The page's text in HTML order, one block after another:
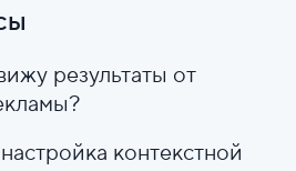
результаты от
контекстной